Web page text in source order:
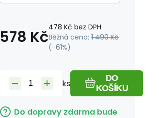
578 Kč478 Kč bez DPH
Běžná cena: 1 490 Kč
(-61%)
ks
DO
KOŠÍKU
Do dopravy zdarma bude